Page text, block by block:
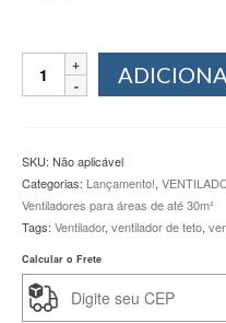
Ventilador
Angel
LED
18W
Branco
quantidade
SKU: Não aplicável
Categorias: Lançamento!,
Ventiladores para áreas de até 30m²
Tags: Ventilador, ventilador de teto,
Calcular o Frete